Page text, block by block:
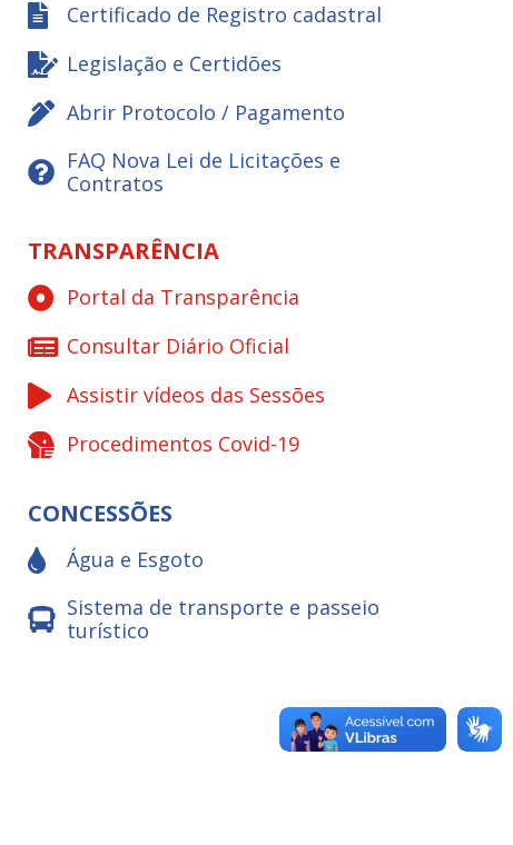
Certificado de Registro cadastral
Legislação e Certidões
Abrir Protocolo / Pagamento
FAQ Nova Lei de Licitações e
Contratos
TRANSPARÊNCIA
Portal da Transparência
Consultar Diário Oficial
Assistir vídeos das Sessões
Procedimentos Covid-19
CONCESSÕES
Água e Esgoto
Sistema de transporte e passeio
turístico